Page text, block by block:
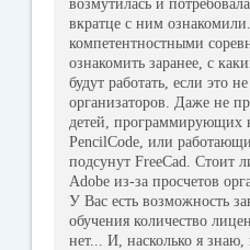
возмутилась и
вкратце с ним
компетентностными
ознакомить заранее, с
будут работать, если это
организаторов. Даже не
детей, программирующих
PencilCode, или
подсунут FreeCad. Стоит
Adobe из-за просчетов
У Вас есть возможность
обучения количество
нет... И, насколько я